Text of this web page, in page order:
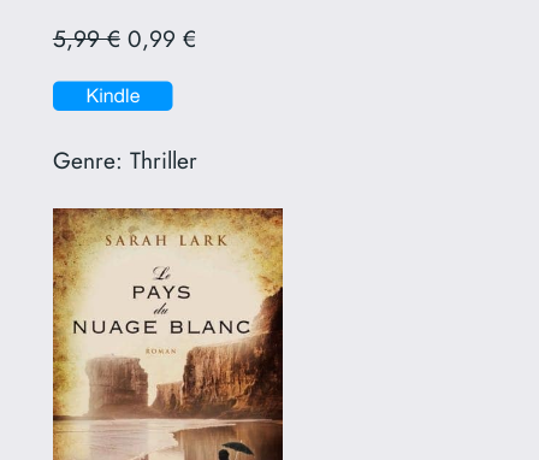
5,99 €0,99 €
Genre: Thriller